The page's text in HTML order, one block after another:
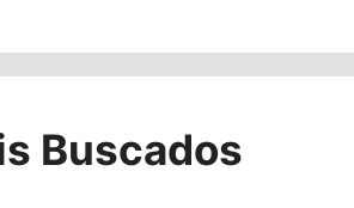
Buscados